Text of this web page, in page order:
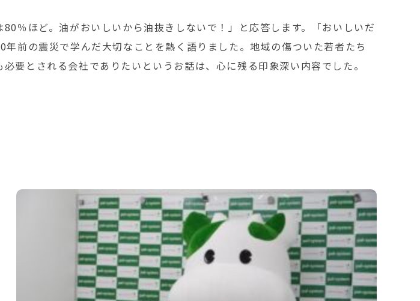
％ほど。油がおいしいから油抜きしないで！」と応答します。「おいしいだ
前の震災で学んだ大切なことを熱く語りました。地域の傷ついた若者たち
要とされる会社でありたいというお話は、心に残る印象深い内容でした。